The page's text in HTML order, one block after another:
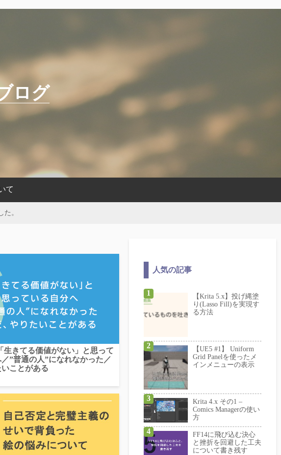
ログ
て
。
生きてる価値がない」と思って
”普通の人”になれなかった／
ことがある
人気の記事
【Krita 5.x】投げ縄塗
り(Lasso Fill)を実現す
る方法
【UE5 #1】 Uniform
Grid Panelを使ったメ
インメニューの表示
Krita 4.x その1 –
Comics Managerの使い
方
FF14に飛び込む決心
と挫折を回避した工夫
について書き残す